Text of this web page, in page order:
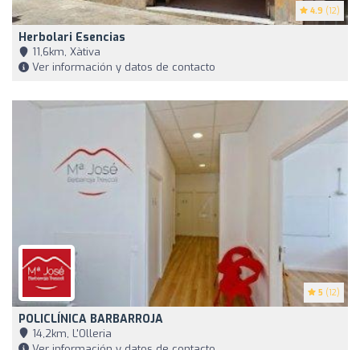
4.9 (12)
Herbolari Esencias
11,6km, Xàtiva
Ver información y datos de contacto
5 (12)
POLICLÍNICA BARBARROJA
14,2km, L'Olleria